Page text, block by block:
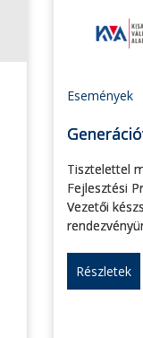
Események
Tisztelettel
Fejlesztési
Vezetői
Részletek